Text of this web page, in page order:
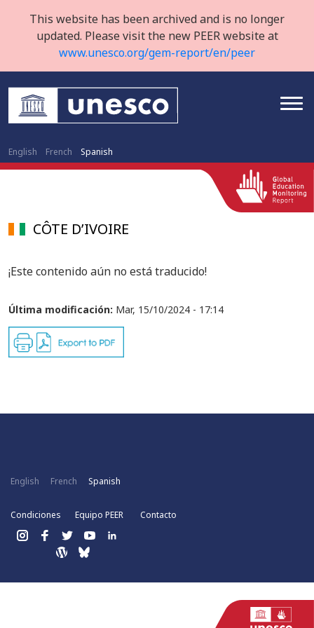
This website has been archived and is no longer
updated. Please visit the new PEER website at
www.unesco.org/gem-report/en/peer
English French Spanish
CÔTE D’IVOIRE
¡Este contenido aún no está traducido!
Última modificación: Mar, 15/10/2024 - 17:14
English French Spanish
Condiciones Equipo PEER Contacto